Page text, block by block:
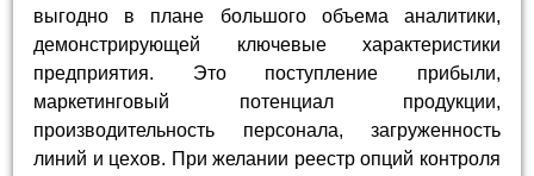
выгодно в плане большого объема аналитики,
демонстрирующей ключевые характеристики
предприятия. Это поступление прибыли,
маркетинговый потенциал продукции,
производительность персонала, загруженность
линий и цехов. При желании реестр опций контроля